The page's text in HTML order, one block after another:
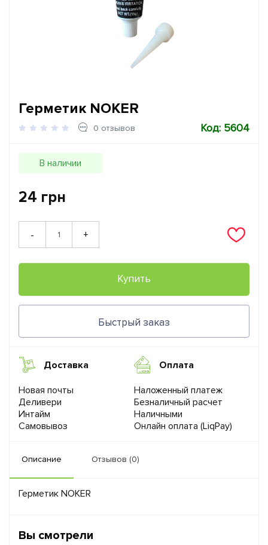
Герметик NOKER
0 отзывов Код: 5604
В наличии
24 грн
- +
Купить
Быстрый заказ
Доставка
Новая почты
Деливери
Интайм
Самовывоз
Оплата
Наложенный платеж
Безналичный расчет
Наличными
Онлайн оплата (LiqPay)
Описание Отзывов (0)
Герметик NOKER
Вы смотрели